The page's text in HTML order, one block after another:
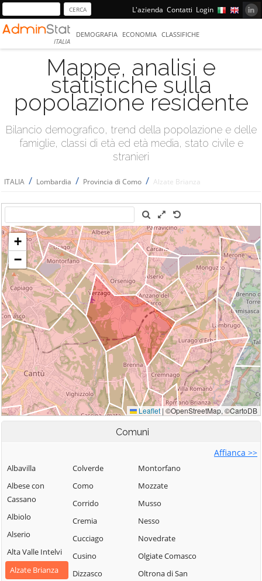
L'azienda Contatti Login
ITALIA
DEMOGRAFIA ECONOMIA CLASSIFICHE
Mappe, analisi e
statistiche sulla
popolazione residente
Bilancio demografico, trend della popolazione e delle
famiglie, classi di età ed età media, stato civile e
stranieri
ITALIA / Lombardia / Provincia di Como / Alzate Brianza
Comuni
Affianca >>
Albavilla
Albese con
Cassano
Albiolo
Alserio
Alta Valle Intelvi
Alzate Brianza
Colverde
Como
Corrido
Cremia
Cucciago
Cusino
Dizzasco
Montorfano
Mozzate
Musso
Nesso
Novedrate
Olgiate Comasco
Oltrona di San